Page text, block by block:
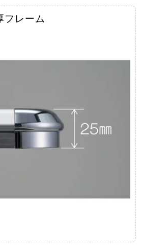
レーム